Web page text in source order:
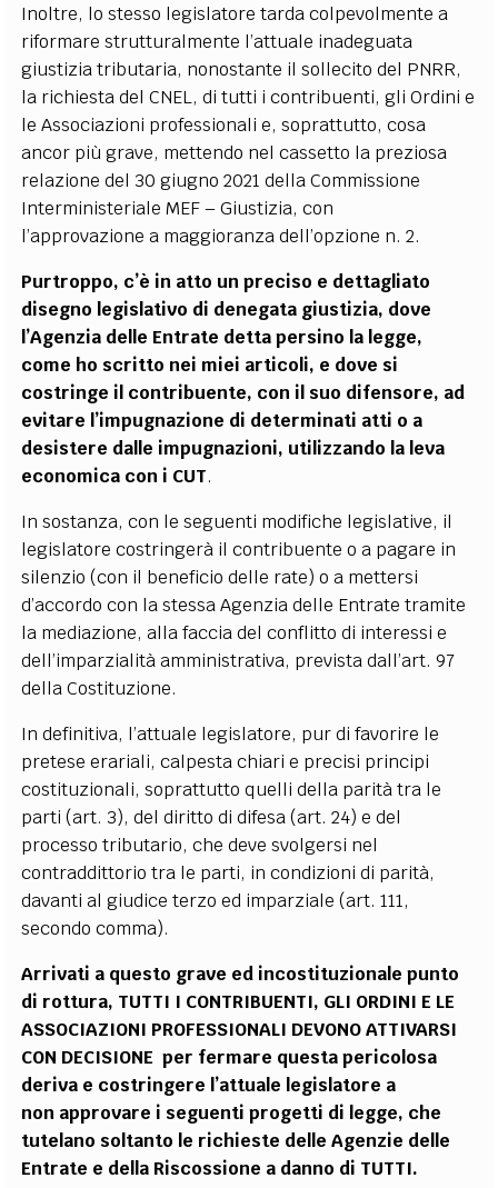
Inoltre, lo stesso legislatore tarda colpevolmente a
riformare strutturalmente l’attuale inadeguata
giustizia tributaria, nonostante il sollecito del PNRR,
la richiestadel CNEL, di tutti i contribuenti, gli Ordini e
le Associazioni professionali e, soprattutto,cosa
ancor più grave, mettendo nel cassetto la preziosa
relazione del 30 giugno 2021 della Commissione
Interministeriale MEF – Giustizia, con
l’approvazionea maggioranza dell’opzione n. 2.
Purtroppo, c’è in atto un preciso e dettagliato
disegno legislativo di denegata giustizia, dove
l’Agenzia delle Entrate detta persino la legge,
come ho scritto nei miei articoli, e dove si
costringe il contribuente, con il suo difensore, ad
evitare l’impugnazione di determinati atti o a
desistere dalle impugnazioni, utilizzando la leva
economica con i CUT.
In sostanza, con le seguenti modifiche legislative, il
legislatore costringerà il contribuente o a pagare in
silenzio (con il beneficio delle rate) o a mettersi
d’accordocon la stessa Agenzia delle Entrate tramite
la mediazione, alla faccia del conflitto di interessi e
dell’imparzialità amministrativa, prevista dall’art. 97
della Costituzione.
In definitiva, l’attuale legislatore, pur di favorire le
pretese erariali, calpesta chiari e precisi principi
costituzionali, soprattutto quelli della parità tra le
parti (art. 3), del diritto di difesa (art. 24) e del
processo tributario, che deve svolgersi nel
contraddittorio tra le parti, in condizioni di parità,
davanti al giudice terzo ed imparziale (art. 111,
secondo comma).
Arrivati a questo grave ed incostituzionale punto
di rottura, TUTTI I CONTRIBUENTI, GLI ORDINI E LE
ASSOCIAZIONI PROFESSIONALI DEVONO ATTIVARSI
CON DECISIONEper fermare questa pericolosa
deriva e costringere l’attuale legislatore a
non approvare i seguenti progetti di legge, che
tutelano soltanto le richieste delle Agenzie delle
Entrate e della Riscossione a danno di TUTTI.